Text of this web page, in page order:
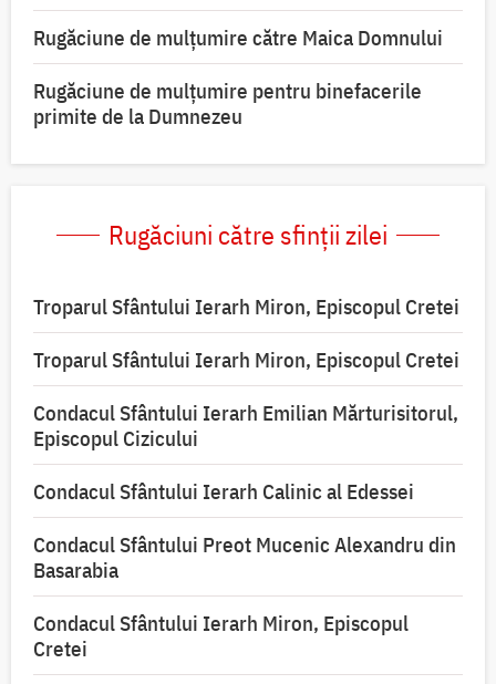
Rugăciune de mulţumire către Maica Domnului
Rugăciune de mulțumire pentru binefacerile
primite de la Dumnezeu
Rugăciuni către sfinții zilei
Troparul Sfântului Ierarh Miron, Episcopul Cretei
Troparul Sfântului Ierarh Miron, Episcopul Cretei
Condacul Sfântului Ierarh Emilian Mărturisitorul,
Episcopul Cizicului
Condacul Sfântului Ierarh Calinic al Edessei
Condacul Sfântului Preot Mucenic Alexandru din
Basarabia
Condacul Sfântului Ierarh Miron, Episcopul
Cretei